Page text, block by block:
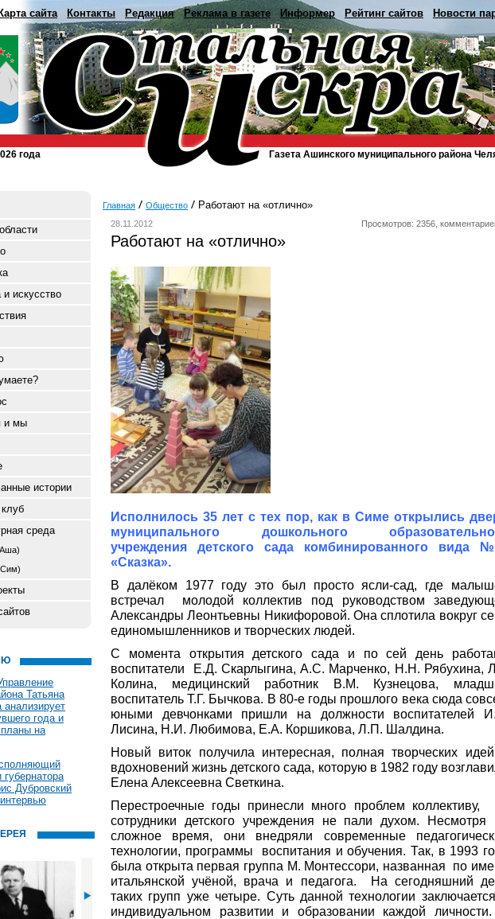
Карта сайта Контакты Редакция Реклама в газете Информер Рейтинг сайтов Новости
года Газета Ашинского муниципального района
и искусство
и мы
истории
среда
Татьяна
года и
на
губернатора
Дубровский
Главная Общество Работают на «отлично»
28.11.2012 Просмотров: 2356,
Работают на «отлично»
Исполнилось 35 лет с тех пор, как в Симе открылись
муниципального дошкольного
учреждения детского сада комбинированного вида
«Сказка».
В далёком 1977 году это был просто ясли-сад, где
встречал молодой коллектив под руководством
Александры Леонтьевны Никифоровой. Она сплотила вокруг
единомышленников и творческих людей.
С момента открытия детского сада и по сей день
воспитатели Е.Д. Скарлыгина, А.С. Марченко, Н.Н. Рябухина,
Колина, медицинский работник В.М. Кузнецова,
воспитатель Т.Г. Бычкова. В 80-е годы прошлого века сюда
юными девчонками пришли на должности воспитателей
Лисина, Н.И. Любимова, Е.А. Коршикова, Л.П. Шалдина.
Новый виток получила интересная, полная творческих
вдохновений жизнь детского сада, которую в 1982 году
Елена Алексеевна Светкина.
Перестроечные годы принесли много проблем коллективу,
сотрудники детского учреждения не пали духом. Несмотря
сложное время, они внедряли современные
технологии, программы воспитания и обучения. Так, в 1993
была открыта первая группа М. Монтессори, названная по
итальянской учёной, врача и педагога. На сегодняшний
таких групп уже четыре. Суть данной технологии
индивидуальном развитии и образовании каждой